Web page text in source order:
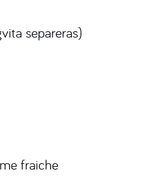
separeras)
fraiche